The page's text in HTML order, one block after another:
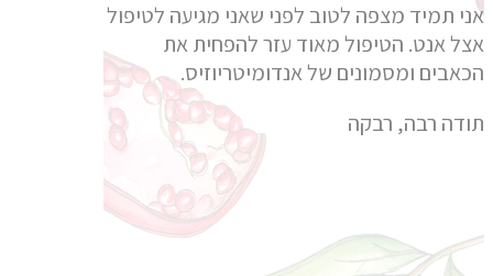
אני תמיד מצפה לטוב לפני שאני מגיעה לטיפול
אצל אנט. הטיפול מאוד עזר להפחית את
הכאבים ומסמונים של אנדומיטריוזיס.
תודה רבה, רבקה